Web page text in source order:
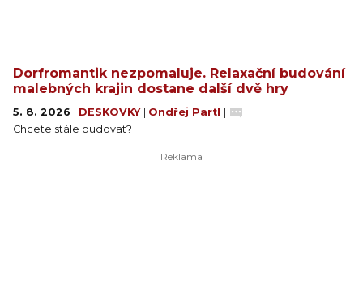
Dorfromantik nezpomaluje. Relaxační budování
malebných krajin dostane další dvě hry
5. 8. 2026 DESKOVKY Ondřej Partl
Chcete stále budovat?